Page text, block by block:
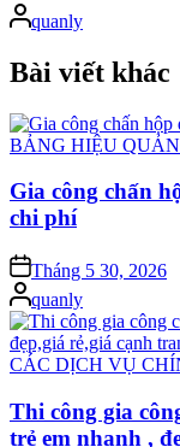
Posted
by
quanly
Bài viết khác
Posted
BẢNG HIỆU
Gia công chấn
chi phí
onTháng 5 30, 2026
Posted
by
quanly
Posted
CÁC DỊCH VỤ
Thi công gia
trẻ em nhanh ,